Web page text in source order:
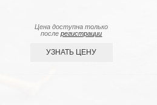
Цена доступна только
послерегистрации
УЗНАТЬ ЦЕНУ